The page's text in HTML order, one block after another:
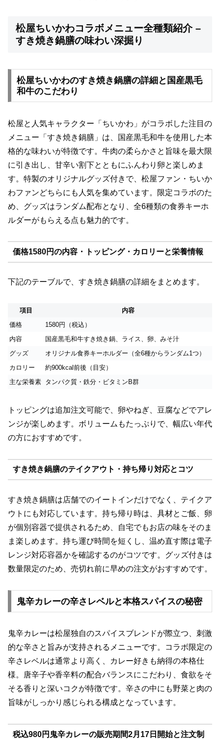
松屋ちいかわコラボメニュー全種類紹介 –
すき焼き鍋膳の味わい深掘り
松屋ちいかわのすき焼き鍋膳の詳細と国産黒毛
和牛のこだわり
松屋と人気キャラクター「ちいかわ」がコラボした注目の
メニュー「すき焼き鍋膳」は、国産黒毛和牛を使用した本
格的な味わいが特徴です。牛肉の柔らかさと旨味を最大限
に引き出し、甘辛い割下とともにふんわり卵と楽しめま
す。特製のオリジナルグッズ付きで、松屋ファン・ちいか
わファンどちらにも人気を集めています。限定コラボのた
め、グッズはランダム配布となり、全6種類の食券キーホ
ルダーがもらえる点も魅力的です。
価格1580円の内容・トッピング・カロリーと栄養情報
下記のテーブルで、すき焼き鍋膳の詳細をまとめます。
項目
内容
価格
1580円（税込）
内容
国産黒毛和牛すき焼き鍋、ライス、卵、みそ汁
グッズ
オリジナル食券キーホルダー（全6種からランダム1つ）
カロリー
約900kcal前後（目安）
主な栄養素 タンパク質・鉄分・ビタミンB群
トッピングは追加注文可能で、卵やねぎ、豆腐などでアレ
ンジが楽しめます。ボリュームもたっぷりで、幅広い年代
の方におすすめです。
すき焼き鍋膳のテイクアウト・持ち帰り対応とコツ
すき焼き鍋膳は店舗でのイートインだけでなく、テイクア
ウトにも対応しています。持ち帰り時は、具材とご飯、卵
が個別容器で提供されるため、自宅でもお店の味をそのま
ま楽しめます。持ち運び時間を短くし、温め直す際は電子
レンジ対応容器かを確認するのがコツです。グッズ付きは
数量限定のため、売切れ前に早めの注文がおすすめです。
鬼辛カレーの辛さレベルと本格スパイスの秘密
鬼辛カレーは松屋独自のスパイスブレンドが際立つ、刺激
的な辛さと旨みが支持されるメニューです。コラボ限定の
辛さレベルは通常より高く、カレー好きも納得の本格仕
様。唐辛子や香辛料の配合バランスにこだわり、食欲をそ
そる香りと深いコクが特徴です。辛さの中にも野菜と肉の
旨味がしっかり感じられる構成となっています。
税込980円鬼辛カレーの販売期間2月17日開始と注文制